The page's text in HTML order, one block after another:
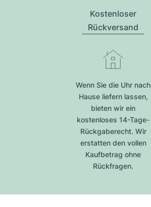
Kostenloser
Rückversand
Wenn Sie die Uhr nach
Hause liefern lassen,
bieten wir ein
kostenloses 14-Tage-
Rückgaberecht. Wir
erstatten den vollen
Kaufbetrag ohne
Rückfragen.